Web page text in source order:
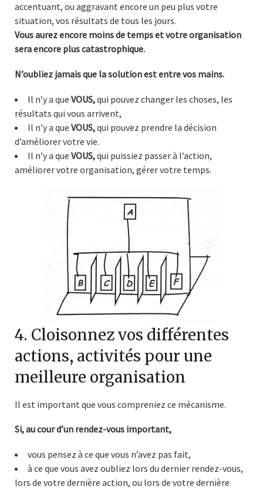
accentuant, ou aggravant encore un peu plus votre
situation, vos résultats de tous les jours.
Vous aurez encore moins de temps et votre organisation
sera encore plus catastrophique.
N’oubliez jamais que la solution est entre vos mains.
Il n’y a que VOUS,qui pouvez changer les choses, les
résultats qui vous arrivent,
Il n’y a que VOUS,qui pouvez prendre la décision
d’améliorer votre vie.
Il n’y a que VOUS,qui puissiez passer à l’action,
améliorer votre organisation, gérer votre temps.
4. Cloisonnez vos différentes
actions, activités pour une
meilleure organisation
Il est important que vous compreniez ce mécanisme.
Si, au cour d’un rendez-vous important,
vous pensez à ce que vous n’avez pas fait,
à ce que vous avez oubliez lors du dernier rendez-vous,
lors de votre dernière action, ou lors de votre dernière